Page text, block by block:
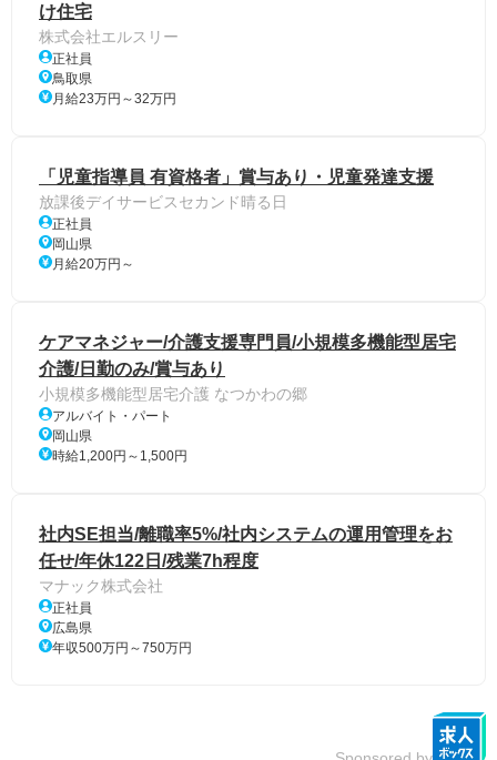
け住宅
株式会社エルスリー
正社員
鳥取県
月給23万円～32万円
「児童指導員 有資格者」賞与あり・児童発達支援
放課後デイサービスセカンド晴る日
正社員
岡山県
月給20万円～
ケアマネジャー/介護支援専門員/小規模多機能型居宅
介護/日勤のみ/賞与あり
小規模多機能型居宅介護 なつかわの郷
アルバイト・パート
岡山県
時給1,200円～1,500円
社内SE担当/離職率5%/社内システムの運用管理をお
任せ/年休122日/残業7h程度
マナック株式会社
正社員
広島県
年収500万円～750万円